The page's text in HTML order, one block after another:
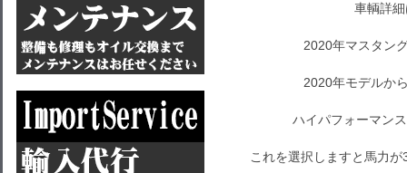
車輌詳
2020年マスタン
2020年モデルか
ハイパフォーマン
これを選択しますと馬力